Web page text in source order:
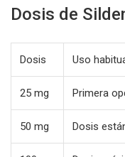
Dosis de
Dosis Uso
25 mg Primera
50 mg Dosis